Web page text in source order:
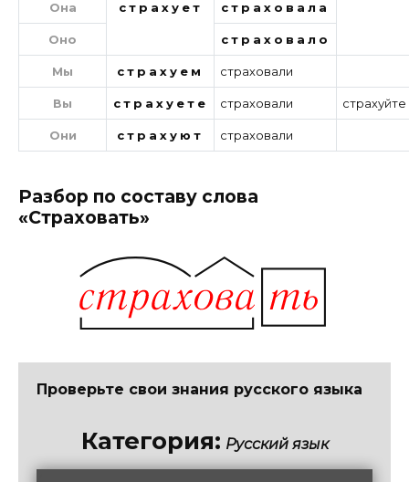
страхует
Она страховала
Оно страховало
Мы страхуем страховали
Вы страхуете страховали страхуйте
Они страхуют страховали
Разбор по составу слова
«Страховать»
Проверьте свои знания русского языка
Категория: Русский язык